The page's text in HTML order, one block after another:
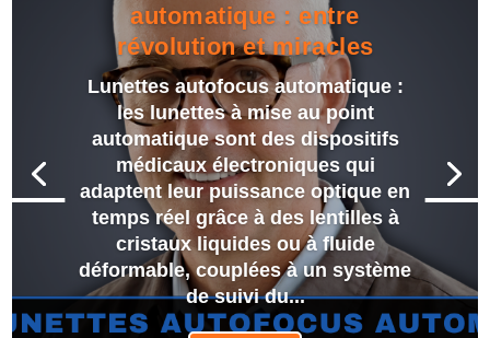
automatique : entre
révolution et miracles
Lunettes autofocus automatique :
les lunettes à mise au point
automatique sont des dispositifs
médicaux électroniques qui
adaptent leur puissance optique en
temps réel grâce à des lentilles à
cristaux liquides ou à fluide
déformable, couplées à un système
de suivi du...